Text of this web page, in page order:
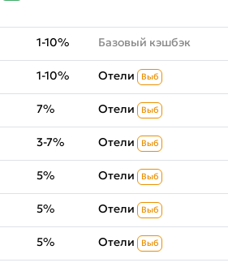
1-10% Базовый кэшбэк
1-10% Отели Выб
7% Отели Выб
3-7% Отели Выб
5% Отели Выб
5% Отели Выб
5% Отели Выб